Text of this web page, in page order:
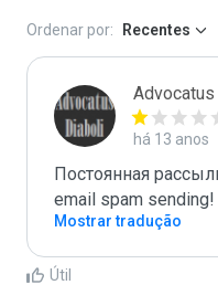
Ordenar por: Recentes
há 13 anos
Постоянная
email spam sending!
Mostrar tradução
Útil